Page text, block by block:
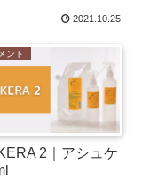
2021.10.25
ント
2｜アシュケ